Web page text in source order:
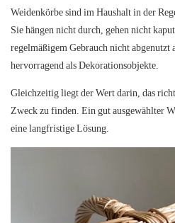
Weidenkörbe sind im Haushalt in der
Sie hängen nicht durch, gehen nicht
regelmäßigem Gebrauch nicht abgenutzt
hervorragend als Dekorationsobjekte.
Gleichzeitig liegt der Wert darin, das
Zweck zu finden. Ein gut ausgewählter
eine langfristige Lösung.